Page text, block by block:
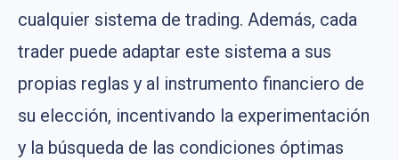
cualquier sistema de trading. Además, cada
trader puede adaptar este sistema a sus
propias reglas y al instrumento financiero de
su elección, incentivando la experimentación
y la búsqueda de las condiciones óptimas